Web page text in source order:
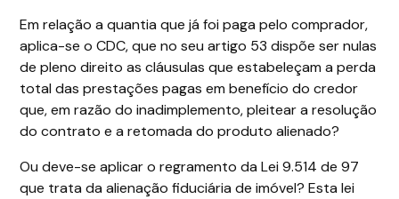
Em relação a quantia que já foi paga pelo comprador,
aplica-se o CDC, que no seu artigo 53 dispõe ser nulas
de pleno direito as cláusulas que estabeleçam a perda
total das prestações pagas em benefício do credor
que, em razão do inadimplemento, pleitear a resolução
do contrato e a retomada do produto alienado?
Ou deve-se aplicar o regramento da Lei 9.514 de 97
que trata da alienação fiduciária de imóvel? Esta lei